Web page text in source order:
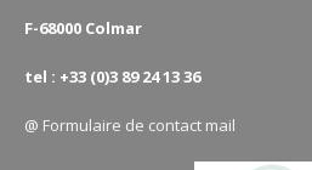
F-68000 Colmar
tel : +33 (0)3 89 24 13 36
@ Formulaire de contact mail